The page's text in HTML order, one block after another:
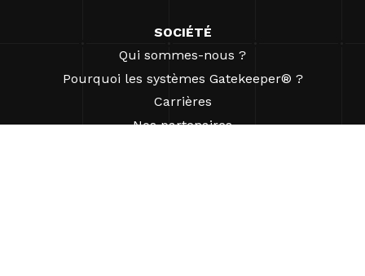
SOCIÉTÉ
Qui sommes-nous ?
Pourquoi les systèmes Gatekeeper® ?
Carrières
Nos partenaires